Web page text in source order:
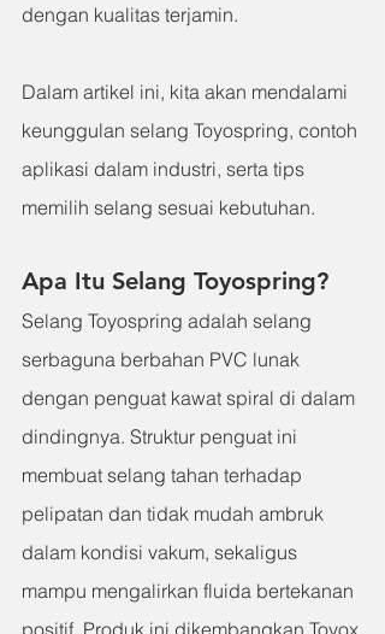
dengan kualitas terjamin.
Dalam artikel ini, kita akan mendalami
keunggulan selang Toyospring, contoh
aplikasi dalam industri, serta tips
memilih selang sesuai kebutuhan.
Apa Itu Selang Toyospring?
Selang Toyospring adalah selang
serbaguna berbahan PVC lunak
dengan penguat kawat spiral di dalam
dindingnya. Struktur penguat ini
membuat selang tahan terhadap
pelipatan dan tidak mudah ambruk
dalam kondisi vakum, sekaligus
mampu mengalirkan fluida bertekanan
positif. Produk ini dikembangkan Toyox